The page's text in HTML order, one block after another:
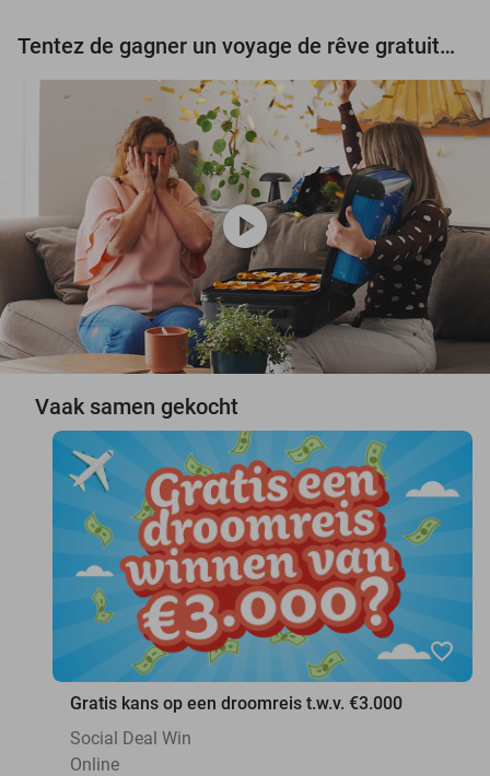
Tentez de gagner un voyage de rêve gratuit d'une valeur de 3.000 € !
play_circle
Vaak samen gekocht
favorite_border
Gratis kans op een droomreis t.w.v. €3.000
Social Deal Win
Online